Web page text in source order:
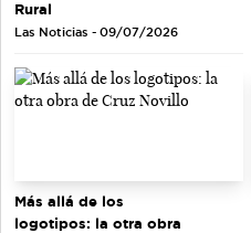
Rural
Las Noticias - 09/07/2026
Más allá de los
logotipos: la otra obra